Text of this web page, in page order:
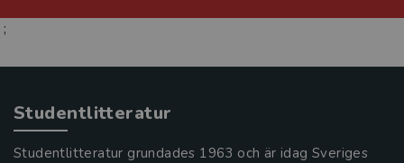
;
Studentlitteratur
Studentlitteratur grundades 1963 och är idag Sveriges